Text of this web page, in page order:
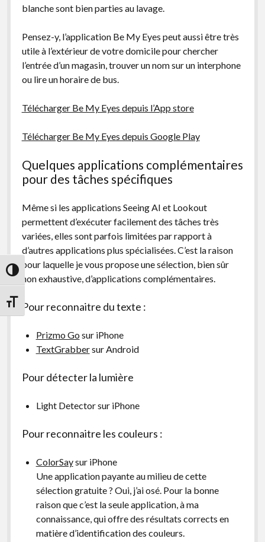
Passer en contraste élevé
Changer la taille de la police
blanche sont bien parties au lavage.
Pensez-y, l’application Be My Eyes peut aussi être très
utile à l’extérieur de votre domicile pour chercher
l’entrée d’un magasin, trouver un nom sur un interphone
ou lire un horaire de bus.
Télécharger Be My Eyes depuis l’App store
Télécharger Be My Eyes depuis Google Play
Quelques applications complémentaires
pour des tâches spécifiques
Même si les applications Seeing AI et Lookout
permettent d’exécuter facilement des tâches très
variées, elles sont parfois limitées par rapport à
d’autres applications plus spécialisées. C’est la raison
pour laquelle je vous propose une sélection, bien sûr
non exhaustive, d’applications complémentaires.
Pour reconnaitre du texte :
Prizmo Go sur iPhone
TextGrabbersur Android
Pour détecter la lumière
Light Detector sur iPhone
Pour reconnaitre les couleurs :
ColorSaysur iPhone
Une application payante au milieu de cette
sélection gratuite ? Oui, j’ai osé. Pour la bonne
raison que c’est la seule application, à ma
connaissance, qui offre des résultats corrects en
matière d’identification des couleurs.